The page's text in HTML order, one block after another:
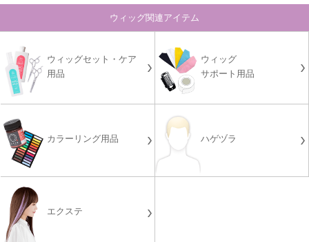
ウィッグ関連アイテム
ウィッグセット・ケア
用品
ウィッグ
サポート用品
カラーリング用品 ハゲヅラ
エクステ